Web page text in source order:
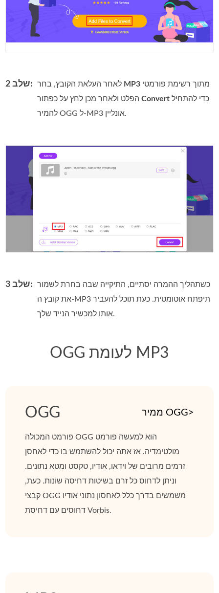
שלב 2: MP3
הפלט ולאחר מכן לחץ על כפתורConvert כדי להתחיל
להמיר OGG ל‑MP3 אונליין.
שלב 3:
כשתהליך ההמרה יסתיים, התיקייה שבה בחרת לשמור
את קובץ ה‑MP3 תיפתח אוטומטית. כעת תוכל להעביר
אותו למכשיר הנייד שלך.
OGG לעומת MP3
OGG ממיר OGG>
פורמט המכולה OGG הוא למעשה פורמט
מולטימדיה. אז אתה יכול להשתמש בו כדי לאחסן
זרמים מרובים של וידאו, אודיו, טקסט ומטא נתונים.
וניתן לדחוס כל זרם בשיטות דחיסה שונות. כעת,
קבצי OGG משמשים בדרך כלל לאחסון נתוני אודיו
דחוסים עם דחיסת Vorbis.